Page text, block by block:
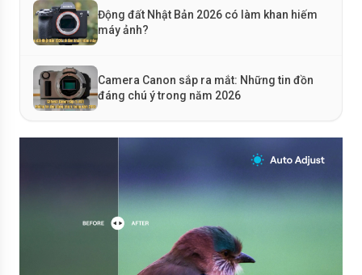
Động đất Nhật Bản 2026 có làm khan hiếm
máy ảnh?
Camera Canon sắp ra mắt: Những tin đồn
đáng chú ý trong năm 2026